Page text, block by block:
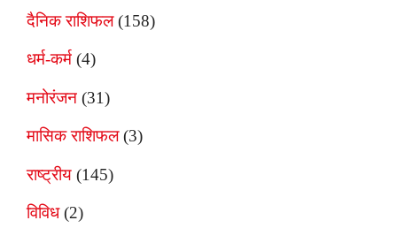
दैनिक राशिफल(158)
धर्म-कर्म (4)
मनोरंजन (31)
मासिक राशिफल(3)
राष्ट्रीय (145)
विविध(2)